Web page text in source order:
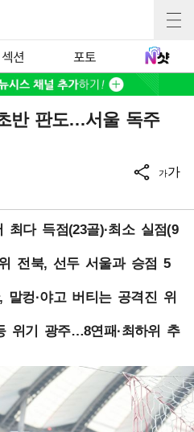
섹션 포토
반 판도…서울 독주
가가
최다 득점(23골)·최소 실점(9
전북, 선두 서울과 승점 5
컹·야고 버티는 공격진 위
위기 광주…8연패·최하위 추